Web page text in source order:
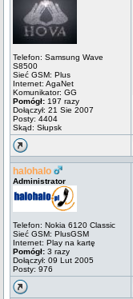
Telefon: Samsung Wave
S8500
Sieć GSM: Plus
Internet: AgaNet
Komunikator: GG
Pomógł: 197 razy
Dołączył: 21 Sie 2007
Posty: 4404
Skąd: Słupsk
halohalo
Administrator
Telefon: Nokia 6120 Classic
Sieć GSM: PlusGSM
Internet: Play na kartę
Pomógł: 3 razy
Dołączył: 09 Lut 2005
Posty: 976